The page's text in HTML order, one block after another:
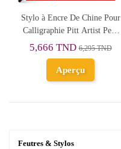
Stylo à Encre De Chine Pour
Calligraphie Pitt Artist Pen,
Noir - Faber-Castell
5,666 TND6,295 TND
Aperçu
Feutres & Stylos